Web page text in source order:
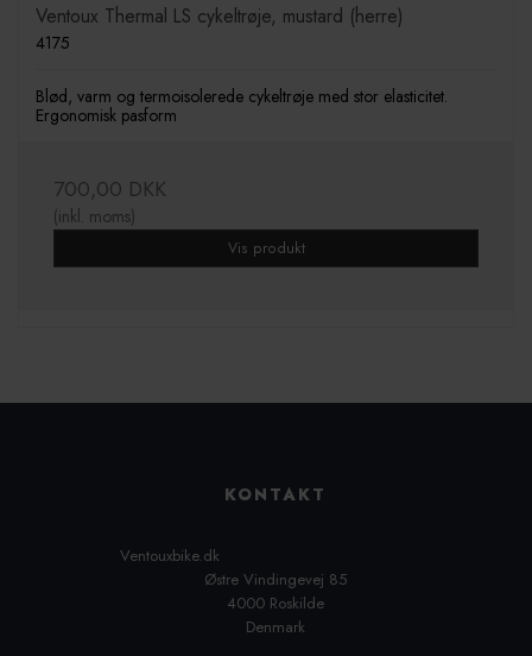
Ventoux Thermal LS cykeltrøje, mustard (herre)
4175
Blød, varm og termoisolerede cykeltrøje med stor elasticitet.
Ergonomisk pasform
700,00 DKK
(inkl. moms)
Vis produkt
KONTAKT
Ventouxbike.dk
Østre Vindingevej 85
4000 Roskilde
Denmark